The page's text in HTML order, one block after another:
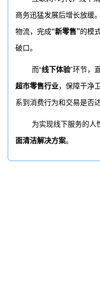
商务迅猛发展后增长放缓
物流，完成“新零售”的模
破口。
而“线下体验”环节，
超市零售行业，保障干净
系到消费行为和交易是否达
为实现线下服务的人
面清洁解决方案。